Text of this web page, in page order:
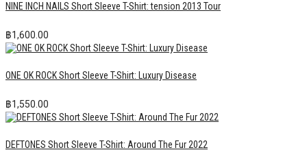
NINE INCH NAILS Short Sleeve T-Shirt: tension 2013 Tour
฿1,600.00
ONE OK ROCK Short Sleeve T-Shirt: Luxury Disease
฿1,550.00
DEFTONES Short Sleeve T-Shirt: Around The Fur 2022